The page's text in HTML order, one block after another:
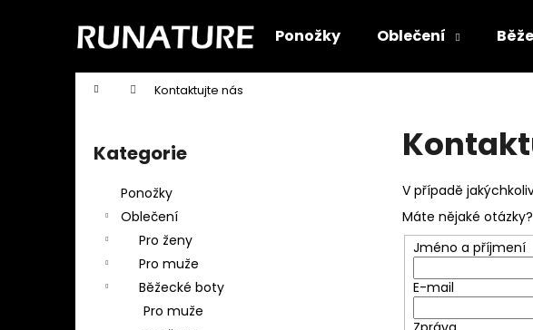
Ponožky Oblečení
Domů Kontaktujte nás
Přeskočit
kategorie
Kategorie
Ponožky
Oblečení
Pro ženy
Pro muže
Běžecké boty
Pro muže
V případě
Máte nějaké
Jméno a příjmení
E-mail
Zpět
Zpět